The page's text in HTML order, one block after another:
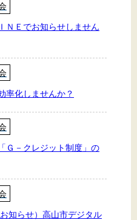
ＮＥでお知らせしません
率化しませんか？
Ｇ－クレジット制度」の
知らせ）高山市デジタル